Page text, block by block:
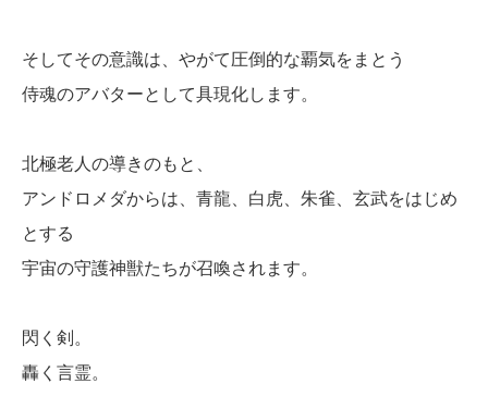
そしてその意識は、やがて圧倒的な覇気をまとう
侍魂のアバターとして具現化します。
北極老人の導きのもと、
アンドロメダからは、青龍、白虎、朱雀、玄武をはじめ
とする
宇宙の守護神獣たちが召喚されます。
閃く剣。
轟く言霊。